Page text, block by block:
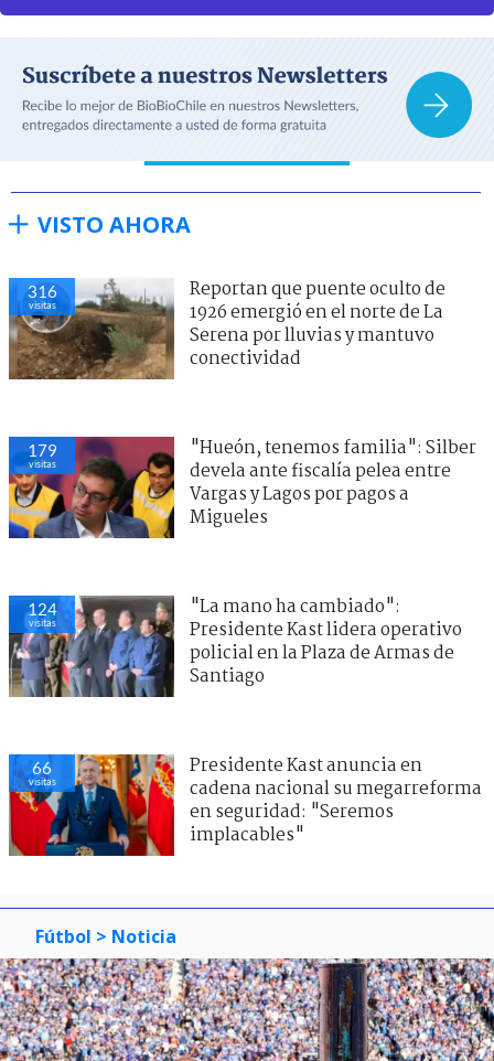
VISTO AHORA
316
visitas
Reportan que puente oculto de
1926 emergió en el norte de La
Serena por lluvias y mantuvo
conectividad
179
visitas
"Hueón, tenemos familia": Silber
devela ante fiscalía pelea entre
Vargas y Lagos por pagos a
Migueles
124
visitas
"La mano ha cambiado":
Presidente Kast lidera operativo
policial en la Plaza de Armas de
Santiago
66
visitas
Presidente Kast anuncia en
cadena nacional su megarreforma
en seguridad: "Seremos
implacables"
Fútbol > Noticia